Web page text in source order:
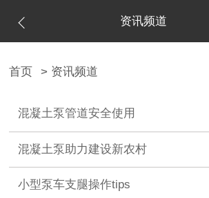
资讯频道
首页 > 资讯频道
混凝土泵管道安全使用
混凝土泵助力建设新农村
小型泵车支腿操作tips